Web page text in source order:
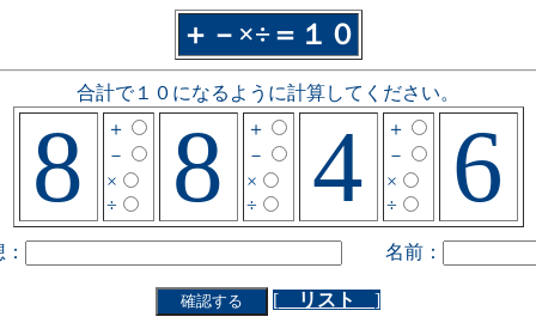
＋－×÷＝１０
合計で１０になるように計算してください。
8
＋
－
×
÷
8
＋
－
×
÷
4
＋
－
×
÷
6
名前：
[ リスト ]